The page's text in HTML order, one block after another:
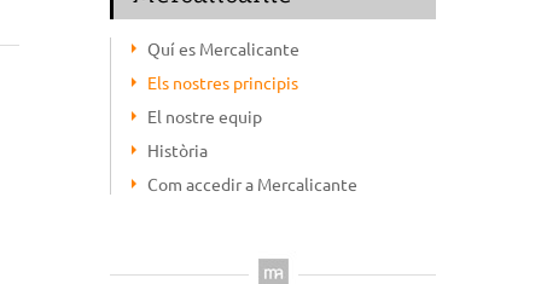
Quí es Mercalicante
Els nostres principis
El nostre equip
Història
Com accedir a Mercalicante